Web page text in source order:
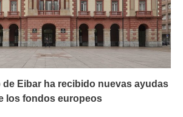
de Eibar ha recibido nuevas ayudas
los fondos europeos